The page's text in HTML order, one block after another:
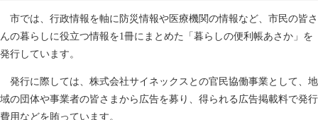
市では、行政情報を軸に防災情報や医療機関の情報など、市民の皆さ
んの暮らしに役立つ情報を1冊にまとめた「暮らしの便利帳あさか」を
発行しています。
発行に際しては、株式会社サイネックスとの官民協働事業として、地
域の団体や事業者の皆さまから広告を募り、得られる広告掲載料で発行
費用などを賄っています。